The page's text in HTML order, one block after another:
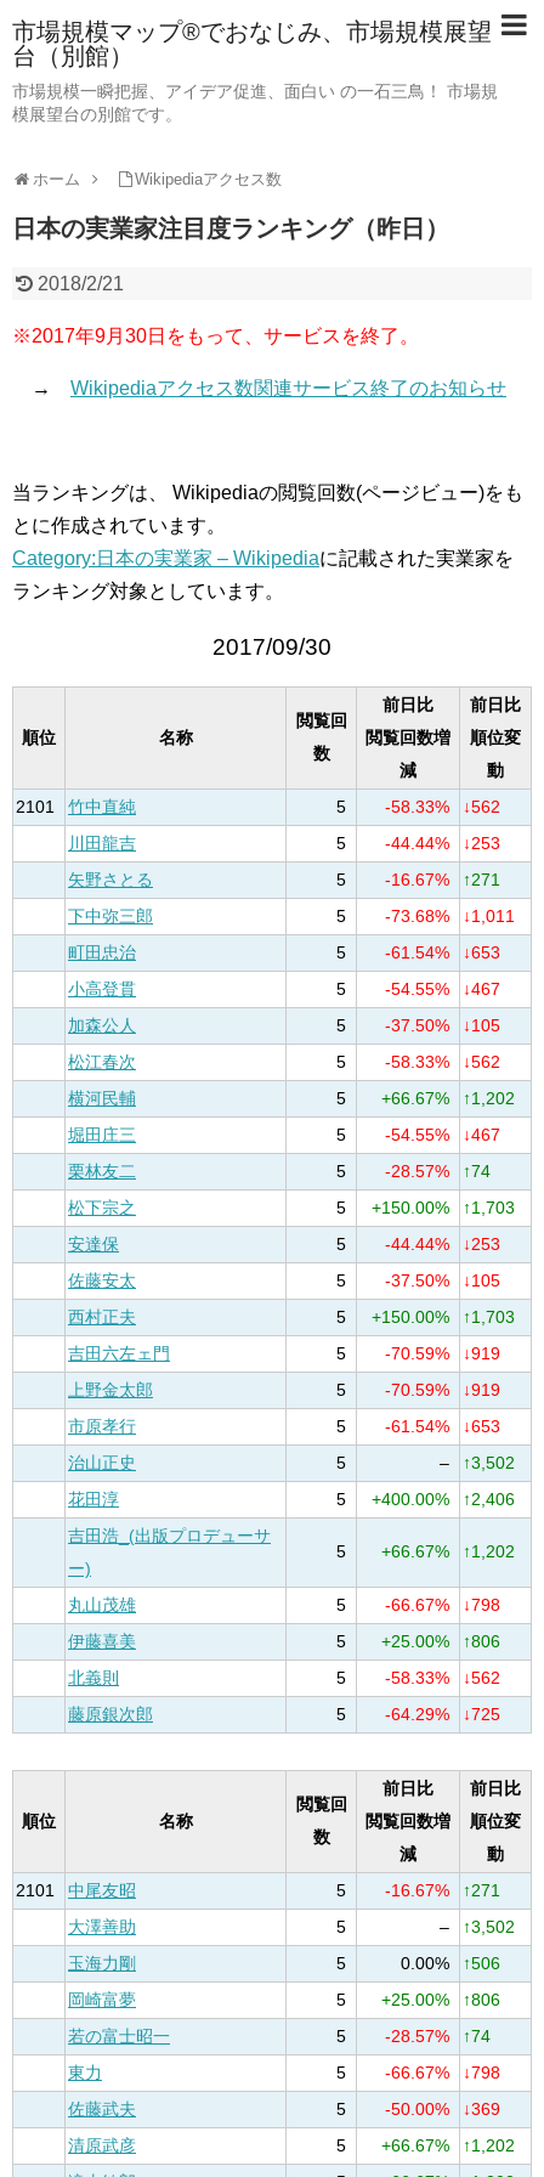
市場規模マップ®でおなじみ、市場規模展望
台（別館）
市場規模一瞬把握、アイデア促進、面白い の一石三鳥！ 市場規
模展望台の別館です。
ホーム Wikipediaアクセス数
日本の実業家注目度ランキング（昨日）
2018/2/21
※2017年9月30日をもって、サービスを終了。
→ Wikipediaアクセス数関連サービス終了のお知らせ
当ランキングは、 Wikipediaの閲覧回数(ページビュー)をも
とに作成されています。
Category:日本の実業家 – Wikipediaに記載された実業家を
ランキング対象としています。
2017/09/30
順位 名称
閲覧回
数
前日比
閲覧回数増
減
前日比
順位変
動
2101
竹中直純 5 -58.33%
↓562
川田龍吉
5 -44.44%
↓253
矢野さとる
5 -16.67%
↑271
下中弥三郎
5 -73.68%
↓1,011
町田忠治
5 -61.54%
↓653
小高登貫
5 -54.55%
↓467
加森公人
5 -37.50%
↓105
松江春次
5 -58.33%
↓562
横河民輔
5 +66.67%
↑1,202
堀田庄三
5 -54.55%
↓467
栗林友二
5 -28.57%
↑74
松下宗之
5 +150.00%
↑1,703
安達保
5 -44.44%
↓253
佐藤安太
5 -37.50%
↓105
西村正夫
5 +150.00%
↑1,703
吉田六左ェ門
5 -70.59%
↓919
上野金太郎
5 -70.59%
↓919
市原孝行
5 -61.54%
↓653
治山正史
5 –
↑3,502
花田淳
5 +400.00%
↑2,406
吉田浩_(出版プロデューサ
ー)
5 +66.67% ↑1,202
丸山茂雄 5 -66.67%
↓798
伊藤喜美
5 +25.00%
↑806
北義則
5 -58.33%
↓562
藤原銀次郎
5 -64.29% ↓725
順位 名称
閲覧回
数
前日比
閲覧回数増
減
前日比
順位変
動
2101
中尾友昭 5 -16.67%
↑271
大澤善助
5 –
↑3,502
玉海力剛
5 0.00%
↑506
岡崎富夢
5 +25.00%
↑806
若の富士昭一
5 -28.57%
↑74
東力
5 -66.67%
↓798
佐藤武夫
5 -50.00%
↓369
清原武彦
5 +66.67%
↑1,202